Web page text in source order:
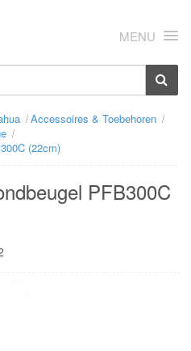
MENU
Accessoires & Toebehoren
(22cm)
PFB300C